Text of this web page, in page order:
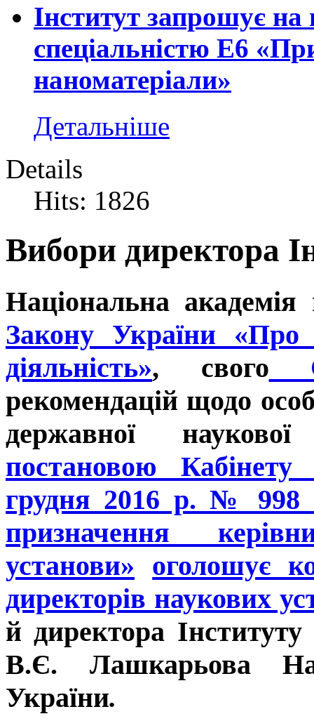
Інститут запрошує на
спеціальністю Е6
наноматеріали»
Детальніше
Details
Hits: 1826
Вибори директора
Національна
Закону України «Про
діяльність», свого
рекомендацій щодо
державної
постановою
грудня 2016 р. № 998
призначення
установи»
оголошує
директорів наукових
й директора
В.Є. Лашкарьова
України.